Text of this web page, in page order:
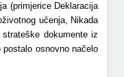
(primjerice Deklaracija
učenja, Nikada
dokumente iz
osnovno načelo